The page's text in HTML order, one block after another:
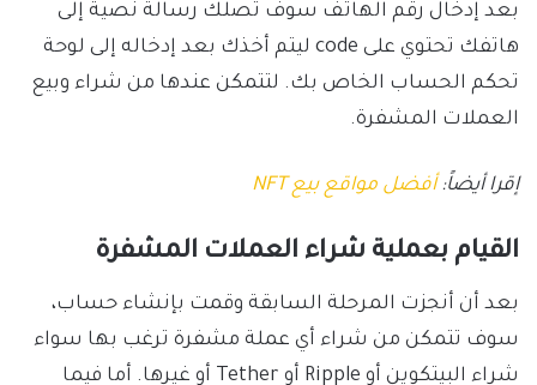
بعد إدخال رقم الهاتف سوف تصلك رسالة نصية إلى
هاتفك تحتوي على code ليتم أخذك بعد إدخاله إلى لوحة
تحكم الحساب الخاص بك. لتتمكن عندها من شراء وبيع
العملات المشفرة.
إقرا أيضاً:أفضل مواقع بيع NFT
القيام بعملية شراء العملات المشفرة
بعد أن أنجزت المرحلة السابقة وقمت بإنشاء حساب،
سوف تتمكن من شراء أي عملة مشفرة ترغب بها سواء
شراء البيتكوين أو Ripple أو Tether أو غيرها. أما فيما